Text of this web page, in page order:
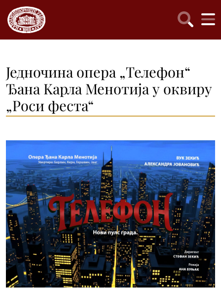
Једночина опера „Телефон“
Ђанa Kарла Менотија у оквиру
„Роси феста“